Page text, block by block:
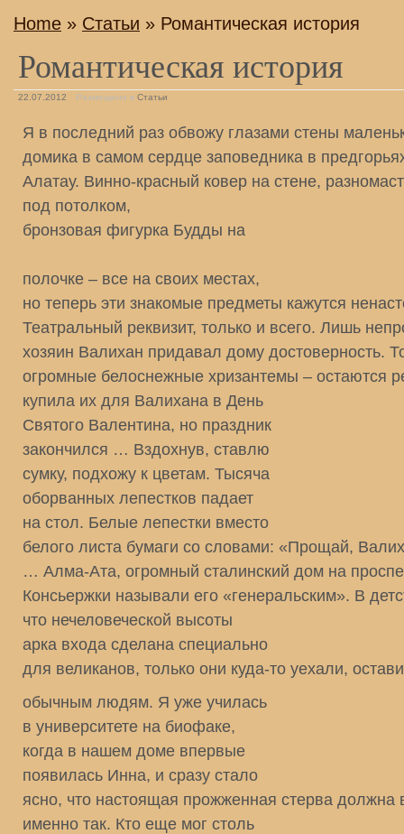
Home » Статьи » Романтическая история
Романтическая история
22.07.2012 Размещено в Статьи
Я в последний раз обвожу глазами стены
домика в самом сердце заповедника в
Алатау. Винно-красный ковер на стене,
под потолком,
бронзовая фигурка Будды на
полочке – все на своих местах,
но теперь эти знакомые предметы кажутся
Театральный реквизит, только и всего. Лишь
хозяин Валихан придавал дому достоверность.
огромные белоснежные хризантемы – остаются
купила их для Валихана в День
Святого Валентина, но праздник
закончился … Вздохнув, ставлю
сумку, подхожу к цветам. Тысяча
оборванных лепестков падает
на стол. Белые лепестки вместо
белого листа бумаги со словами: «Прощай,
… Алма-Ата, огромный сталинский дом на
Консьержки называли его «генеральским». В
что нечеловеческой высоты
арка входа сделана специально
для великанов, только они куда-то уехали,
обычным людям. Я уже училась
в университете на биофаке,
когда в нашем доме впервые
появилась Инна, и сразу стало
ясно, что настоящая прожженная стерва должна
именно так. Кто еще мог столь